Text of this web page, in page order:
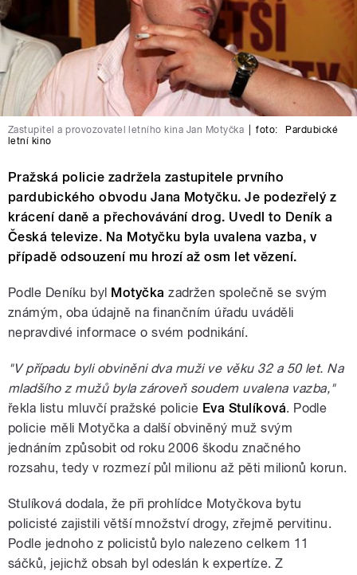
Zastupitel a provozovatel letního kina Jan Motyčka foto:
Pardubické
letní kino
Pražská policie zadržela zastupitele prvního
pardubického obvodu Jana Motyčku. Je podezřelý z
krácení daně a přechovávání drog. Uvedl to Deník a
Česká televize. Na Motyčku byla uvalena vazba, v
případě odsouzení mu hrozí až osm let vězení.
Podle Deníku byl Motyčka zadržen společně se svým
známým, oba údajně na finančním úřadu uváděli
nepravdivé informace o svém podnikání.
"V případu byli obviněni dva muži ve věku 32 a 50 let. Na
mladšího z mužů byla zároveň soudem uvalena vazba,"
řekla listu mluvčí pražské policie Eva Stulíková. Podle
policie měli Motyčka a další obviněný muž svým
jednáním způsobit od roku 2006 škodu značného
rozsahu, tedy v rozmezí půl milionu až pěti milionů korun.
Stulíková dodala, že při prohlídce Motyčkova bytu
policisté zajistili větší množství drogy, zřejmě pervitinu.
Podle jednoho z policistů bylo nalezeno celkem 11
sáčků, jejichž obsah byl odeslán k expertíze. Z